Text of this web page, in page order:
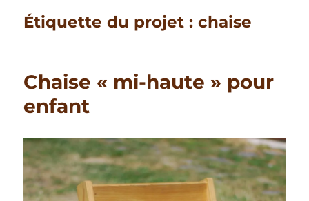
Étiquette du projet :chaise
Chaise « mi-haute » pour
enfant